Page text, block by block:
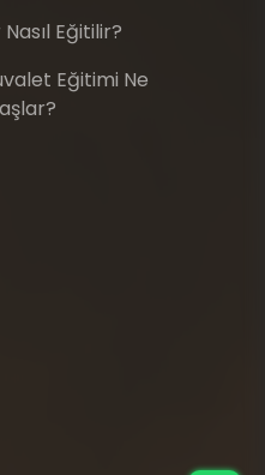
Eğitilir?
Eğitimi Ne